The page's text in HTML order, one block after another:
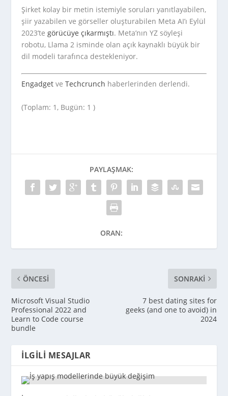
Şirket kolay bir metin istemiyle soruları yanıtlayabilen,
şiir yazabilen ve görseller oluşturabilen Meta AI’ı Eylül
2023’te görücüye çıkarmıştı. Meta’nın YZ söyleşi
robotu, Llama 2 isminde olan açık kaynaklı büyük bir
dil modeli tarafınca destekleniyor.
Engadget veTechcrunch haberlerinden derlendi.
(Toplam: 1, Bugün: 1 )
PAYLAŞMAK:
ORAN:
ÖNCESI
Microsoft Visual Studio
Professional 2022 and
Learn to Code course
bundle
SONRAKI
7 best dating sites for
geeks (and one to avoid) in
2024
İLGILI MESAJLAR